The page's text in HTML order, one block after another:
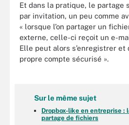
Et dans la pratique, le partage
par invitation, un peu comme
« lorsque l’on partager un
externe, celle-ci reçoit un e-
Elle peut alors s’enregistrer et
propre compte sécurisé ».
Sur le même sujet
Dropbox-like en entreprise :
partage de fichiers